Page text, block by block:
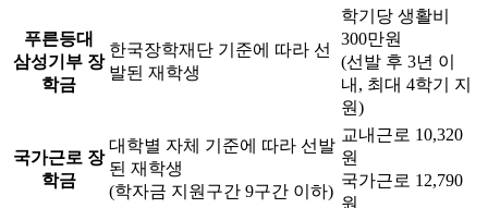
푸른등대
삼성기부 장
학금
한국장학재단 기준에 따라 선
발된 재학생
학기당 생활비
300만원
(선발 후 3년 이
내, 최대 4학기 지
원)
국가근로 장
학금
대학별 자체 기준에 따라 선발
된 재학생
(학자금 지원구간 9구간 이하)
교내근로 10,320
원
국가근로 12,790
원